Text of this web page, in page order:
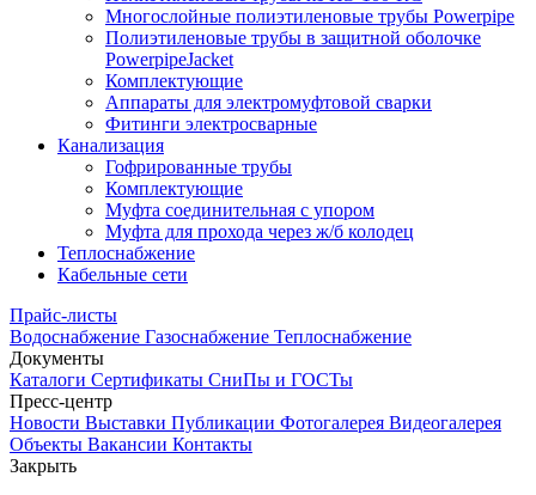
Многослойные полиэтиленовые трубы Powerpipe
Полиэтиленовые трубы в защитной оболочке
PowerpipeJacket
Комплектующие
Аппараты для электромуфтовой сварки
Фитинги электросварные
Канализация
Гофрированные трубы
Комплектующие
Муфта соединительная с упором
Муфта для прохода через ж/б колодец
Теплоснабжение
Кабельные сети
Прайс-листы
Водоснабжение Газоснабжение Теплоснабжение
Документы
Каталоги Сертификаты СниПы и ГОСТы
Пресс-центр
Новости Выставки Публикации Фотогалерея Видеогалерея
Объекты Вакансии Контакты
Закрыть